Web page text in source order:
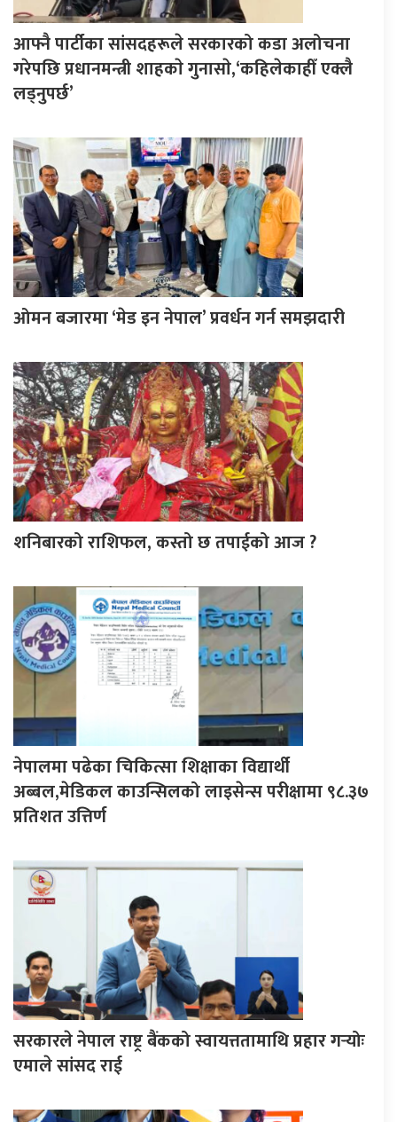
आफ्नै पार्टीका सांसदहरूले सरकारको कडा अलोचना
गरेपछि प्रधानमन्त्री शाहकाे गुनासाे,‘कहिलेकाहीँ एक्लै
लड्नुपर्छ’
ओमन बजारमा ‘मेड इन नेपाल’ प्रवर्धन गर्न समझदारी
शनिबारको राशिफल, कस्तो छ तपाईको आज ?
नेपालमा पढेका चिकित्सा शिक्षाका विद्यार्थी
अब्बल,मेडिकल काउन्सिलको लाइसेन्स परीक्षामा ९८.३७
प्रतिशत उत्तिर्ण
सरकारले नेपाल राष्ट्र बैंकको स्वायत्ततामाथि प्रहार गर्‍योः
एमाले सांसद राई